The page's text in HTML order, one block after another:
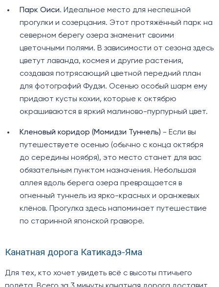
Парк Оиси. Идеальное место для неспешной
прогулки и созерцания. Этот протяжённый парк на
северном берегу озера знаменит своими
цветочными полями. В зависимости от сезона здесь
цветут лаванда, космея и другие растения,
создавая потрясающий цветной передний план
для фотографий Фудзи. Осенью особый шарм ему
придают кусты кохии, которые к октябрю
окрашиваются в яркий малиново-пурпурный цвет.
Кленовый коридор (Момидзи Туннель) - Если вы
путешествуете осенью (обычно с конца октября
до середины ноября), это место станет для вас
обязательным пунктом назначения. Небольшая
аллея вдоль берега озера превращается в
огненный туннель из ярко-красных и оранжевых
клёнов. Прогулка здесь напоминает путешествие
по старинной японской гравюре.
Канатная дорога Катикадэ-Яма
Для тех, кто хочет увидеть всё с высоты птичьего